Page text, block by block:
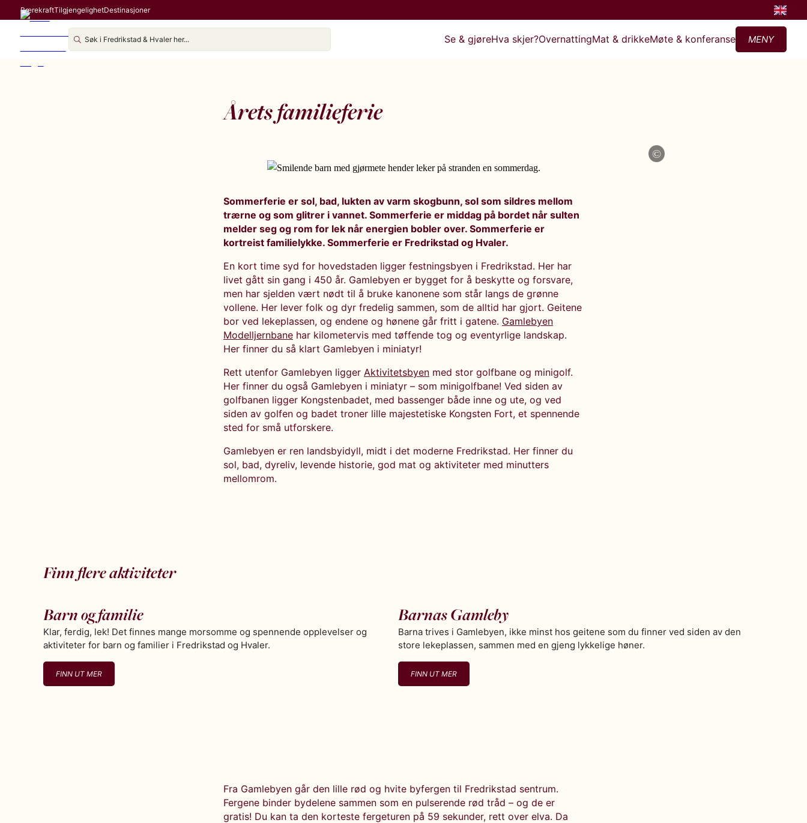
BærekraftTilgjengelighetDestinasjoner
Se & gjøreHva skjer?OvernattingMat & drikkeMøte & konferanse MENY
Årets familieferie
©
Sommerferie er sol, bad, lukten av varm skogbunn, sol som sildres mellom
trærne og som glitrer i vannet. Sommerferie er middag på bordet når sulten
melder seg og rom for lek når energien bobler over. Sommerferie er
kortreist familielykke. Sommerferie er Fredrikstad og Hvaler.
En kort time syd for hovedstaden ligger festningsbyen i Fredrikstad. Her har
livet gått sin gang i 450 år. Gamlebyen er bygget for å beskytte og forsvare,
men har sjelden vært nødt til å bruke kanonene som står langs de grønne
vollene. Her lever folk og dyr fredelig sammen, som de alltid har gjort. Geitene
bor ved lekeplassen, og endene og hønene går fritt i gatene. Gamlebyen
Modelljernbane har kilometervis med tøffende tog og eventyrlige landskap.
Her finner du så klart Gamlebyen i miniatyr!
Rett utenfor Gamlebyen ligger Aktivitetsbyen med stor golfbane og minigolf.
Her finner du også Gamlebyen i miniatyr – som minigolfbane! Ved siden av
golfbanen ligger Kongstenbadet, med bassenger både inne og ute, og ved
siden av golfen og badet troner lille majestetiske Kongsten Fort, et spennende
sted for små utforskere.
Gamlebyen er ren landsbyidyll, midt i det moderne Fredrikstad. Her finner du
sol, bad, dyreliv, levende historie, god mat og aktiviteter med minutters
mellomrom.
Finn flere aktiviteter
Barn og familie
Klar, ferdig, lek! Det finnes mange morsomme og spennende opplevelser og
aktiviteter for barn og familier i Fredrikstad og Hvaler.
FINN UT MER
Barnas Gamleby
Barna trives i Gamlebyen, ikke minst hos geitene som du finner ved siden av den
store lekeplassen, sammen med en gjeng lykkelige høner.
FINN UT MER
Fra Gamlebyen går den lille rød og hvite byfergen til Fredrikstad sentrum.
Fergene binder bydelene sammen som en pulserende rød tråd – og de er
gratis! Du kan ta den korteste fergeturen på 59 sekunder, rett over elva. Da